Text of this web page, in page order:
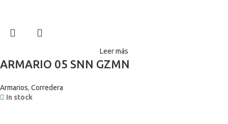
Leer más
ARMARIO 05 SNN GZMN
Armarios, Corredera
In stock